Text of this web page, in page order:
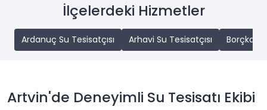
İlçelerdeki Hizmetler
Ardanuç Su Tesisatçısı Arhavi Su Tesisatçısı Borçka
Artvin'de Deneyimli Su Tesisatı Ekibi